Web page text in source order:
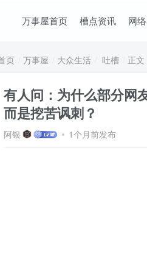
万事屋首页 槽点资讯 网
页 万事屋 大众生活 吐槽 正文
有人问：为什么部分网
而是挖苦讽刺？
阿银 1个月前发布